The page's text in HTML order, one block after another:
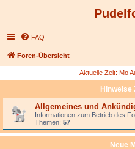
FAQ
Foren-Übersicht
Aktuelle Zeit: Mo
Hinweise
Allgemeines und
Informationen zum Betrieb des
Themen: 57
Neue